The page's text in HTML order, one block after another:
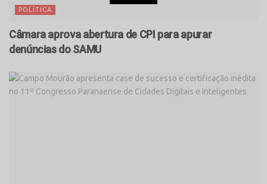
POLÍTICA
Câmara aprova abertura de CPI para apurar
denúncias do SAMU